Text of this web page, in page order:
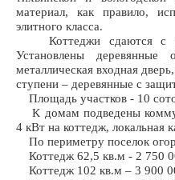
материал, как правило,
элитного класса.
Коттеджи сдаются с
Установлены деревянные
металлическая входная
ступени – деревянные с
Площадь участков - 10
К домам подведены
4 кВт на коттедж, локальная
По периметру поселок
Коттедж 62,5 кв.м - 2 750
Коттедж 102 кв.м – 3 900